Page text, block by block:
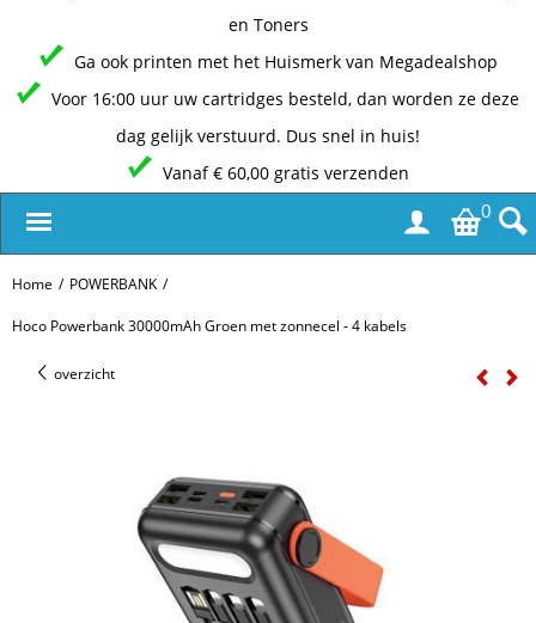
en Toners
Ga ook printen met het Huismerk van Megadealshop
Voor 16:00 uur uw cartridges besteld, dan worden ze deze
dag gelijk verstuurd. Dus snel in huis!
Vanaf € 60,00 gratis verzenden
0
Home / POWERBANK /
Hoco Powerbank 30000mAh Groen met zonnecel - 4 kabels
overzicht